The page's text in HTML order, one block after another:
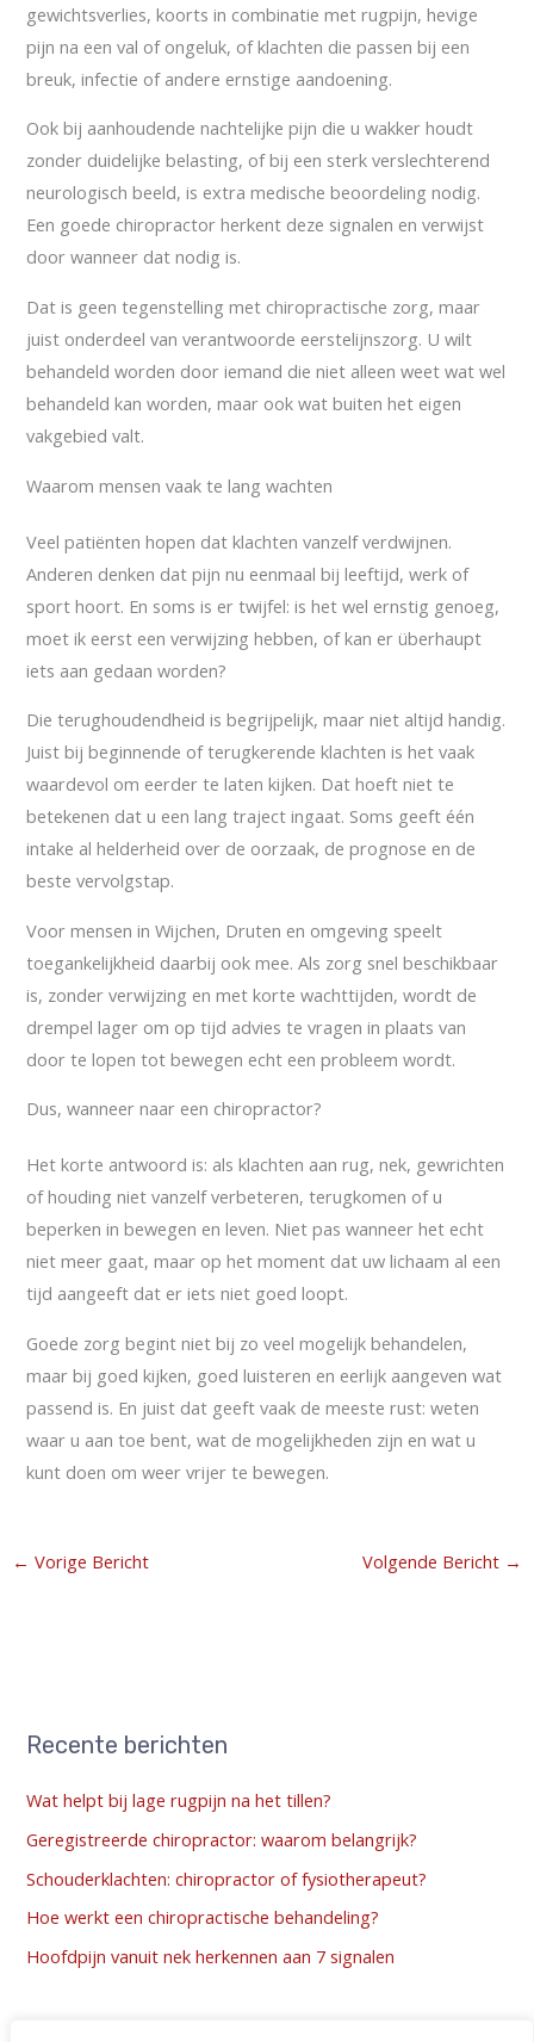
Recente berichten
Wat helpt bij lage rugpijn na het tillen?
Geregistreerde chiropractor: waarom belangrijk?
Schouderklachten: chiropractor of fysiotherapeut?
Hoe werkt een chiropractische behandeling?
Hoofdpijn vanuit nek herkennen aan 7 signalen
gewichtsverlies, koorts in combinatie met rugpijn, hevige
pijn na een val of ongeluk, of klachten die passen bij een
breuk, infectie of andere ernstige aandoening.
Ook bij aanhoudende nachtelijke pijn die u wakker houdt
zonder duidelijke belasting, of bij een sterk verslechterend
neurologisch beeld, is extra medische beoordeling nodig.
Een goede chiropractor herkent deze signalen en verwijst
door wanneer dat nodig is.
Dat is geen tegenstelling met chiropractische zorg, maar
juist onderdeel van verantwoorde eerstelijnszorg. U wilt
behandeld worden door iemand die niet alleen weet wat wel
behandeld kan worden, maar ook wat buiten het eigen
vakgebied valt.
Waarom mensen vaak te lang wachten
Veel patiënten hopen dat klachten vanzelf verdwijnen.
Anderen denken dat pijn nu eenmaal bij leeftijd, werk of
sport hoort. En soms is er twijfel: is het wel ernstig genoeg,
moet ik eerst een verwijzing hebben, of kan er überhaupt
iets aan gedaan worden?
Die terughoudendheid is begrijpelijk, maar niet altijd handig.
Juist bij beginnende of terugkerende klachten is het vaak
waardevol om eerder te laten kijken. Dat hoeft niet te
betekenen dat u een lang traject ingaat. Soms geeft één
intake al helderheid over de oorzaak, de prognose en de
beste vervolgstap.
Voor mensen in Wijchen, Druten en omgeving speelt
toegankelijkheid daarbij ook mee. Als zorg snel beschikbaar
is, zonder verwijzing en met korte wachttijden, wordt de
drempel lager om op tijd advies te vragen in plaats van
door te lopen tot bewegen echt een probleem wordt.
Dus, wanneer naar een chiropractor?
Het korte antwoord is: als klachten aan rug, nek, gewrichten
of houding niet vanzelf verbeteren, terugkomen of u
beperken in bewegen en leven. Niet pas wanneer het echt
niet meer gaat, maar op het moment dat uw lichaam al een
tijd aangeeft dat er iets niet goed loopt.
Goede zorg begint niet bij zo veel mogelijk behandelen,
maar bij goed kijken, goed luisteren en eerlijk aangeven wat
passend is. En juist dat geeft vaak de meeste rust: weten
waar u aan toe bent, wat de mogelijkheden zijn en wat u
kunt doen om weer vrijer te bewegen.
← Vorige Bericht Volgende Bericht →